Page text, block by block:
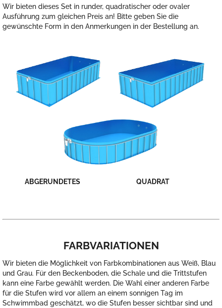
Wir bieten dieses Set in runder, quadratischer oder ovaler
Ausführung zum gleichen Preis an! Bitte geben Sie die
gewünschte Form in den Anmerkungen in der Bestellung an.
ABGERUNDETES QUADRAT
FARBVARIATIONEN
Wir bieten die Möglichkeit von Farbkombinationen aus Weiß, Blau
und Grau. Für den Beckenboden, die Schale und die Trittstufen
kann eine Farbe gewählt werden. Die Wahl einer anderen Farbe
für die Stufen wird vor allem an einem sonnigen Tag im
Schwimmbad geschätzt, wo die Stufen besser sichtbar sind und